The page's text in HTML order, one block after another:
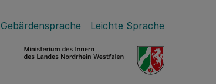
Gebärdensprache Leichte Sprache